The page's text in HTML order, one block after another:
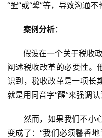
“醒”或“馨”等，导致沟通不
案例分析：
假设在一个关于税收政
阐述税收改革的必要性。
识到，税收改革是一项长
就是用同音字“醒”来强调认
然而，如果我们不小心
变成了：“我们必须馨香